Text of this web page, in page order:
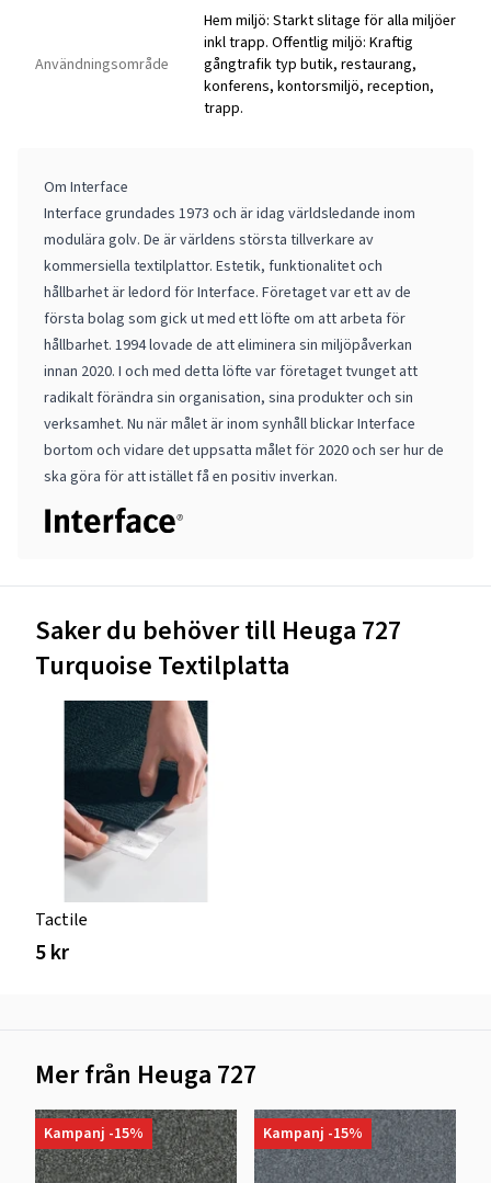
Användningsområde
Hem miljö: Starkt slitage för alla miljöer
inkl trapp. Offentlig miljö: Kraftig
gångtrafik typ butik, restaurang,
konferens, kontorsmiljö, reception,
trapp.
Om Interface
Interface grundades 1973 och är idag världsledande inom
modulära golv. De är världens största tillverkare av
kommersiella textilplattor. Estetik, funktionalitet och
hållbarhet är ledord för Interface. Företaget var ett av de
första bolag som gick ut med ett löfte om att arbeta för
hållbarhet. 1994 lovade de att eliminera sin miljöpåverkan
innan 2020. I och med detta löfte var företaget tvunget att
radikalt förändra sin organisation, sina produkter och sin
verksamhet. Nu när målet är inom synhåll blickar Interface
bortom och vidare det uppsatta målet för 2020 och ser hur de
ska göra för att istället få en positiv inverkan.
Saker du behöver till Heuga 727
Turquoise Textilplatta
Tactile
5 kr
Mer från Heuga 727
Kampanj -15% Kampanj -15%